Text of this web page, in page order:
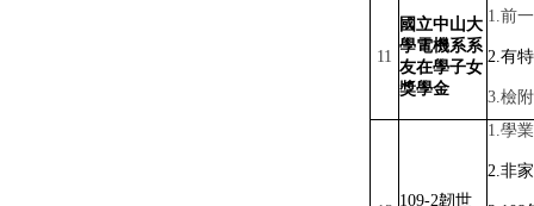
11
國立中山大
學電機系系
友在學子女
獎學金
1.前
2.有
3.檢附
109-2韌世
1.學
2.非